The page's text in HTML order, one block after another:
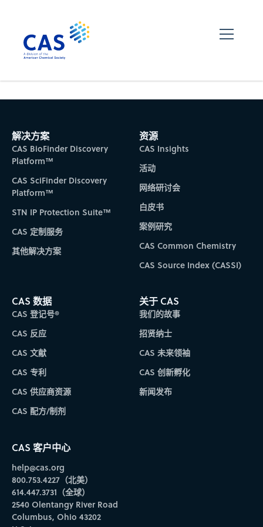
解决方案
CAS BioFinder Discovery
Platform™
CAS SciFinder Discovery
Platform™
STN IP Protection Suite™
CAS 定制服务
其他解决方案
资源
CAS Insights
活动
网络研讨会
白皮书
案例研究
CAS Common Chemistry
CAS Source Index (CASSI)
CAS 数据
CAS 登记号®
CAS 反应
CAS 文献
CAS 专利
CAS 供应商资源
CAS 配方/制剂
关于 CAS
我们的故事
招贤纳士
CAS 未来领袖
CAS 创新孵化
新闻发布
CAS 客户中心
help@cas.org
800.753.4227（北美）
614.447.3731（全球）
2540 Olentangy River Road
Columbus, Ohio 43202